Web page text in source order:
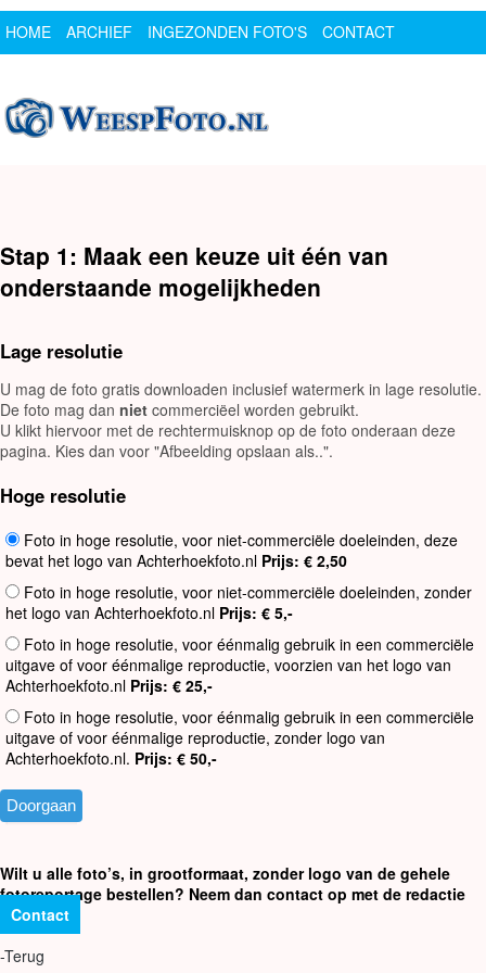
HOME ARCHIEF INGEZONDEN FOTO'S
CONTACT
Stap 1: Maak een keuze uit één van
onderstaande mogelijkheden
Lage resolutie
U mag de foto gratis downloaden inclusief watermerk in lage resolutie.
De foto mag dan niet commerciëel worden gebruikt.
U klikt hiervoor met de rechtermuisknop op de foto onderaan deze
pagina. Kies dan voor "Afbeelding opslaan als..".
Hoge resolutie
Foto in hoge resolutie, voor niet-commerciële doeleinden, deze
bevat het logo van Achterhoekfoto.nl Prijs: € 2,50
Foto in hoge resolutie, voor niet-commerciële doeleinden, zonder
het logo van Achterhoekfoto.nl Prijs: € 5,-
Foto in hoge resolutie, voor éénmalig gebruik in een commerciële
uitgave of voor éénmalige reproductie, voorzien van het logo van
Achterhoekfoto.nl Prijs: € 25,-
Foto in hoge resolutie, voor éénmalig gebruik in een commerciële
uitgave of voor éénmalige reproductie, zonder logo van
Achterhoekfoto.nl. Prijs: € 50,-
Wilt u alle foto’s, in grootformaat, zonder logo van de gehele
fotoreportage bestellen? Neem dan contact op met de redactie
Contact
-Terug